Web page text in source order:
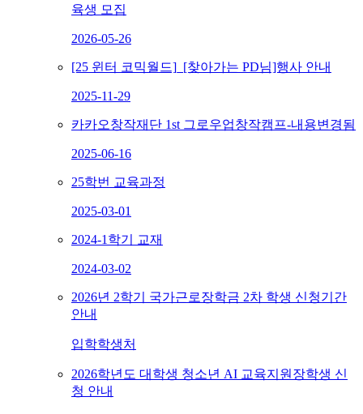
육생 모집
2026-05-26
[25 윈터 코믹월드]_[찾아가는 PD님]행사 안내
2025-11-29
카카오창작재단 1st 그로우업창작캠프-내용변경됨
2025-06-16
25학번 교육과정
2025-03-01
2024-1학기 교재
2024-03-02
2026년 2학기 국가근로장학금 2차 학생 신청기간
안내
입학학생처
2026학년도 대학생 청소년 AI 교육지원장학생 신
청 안내